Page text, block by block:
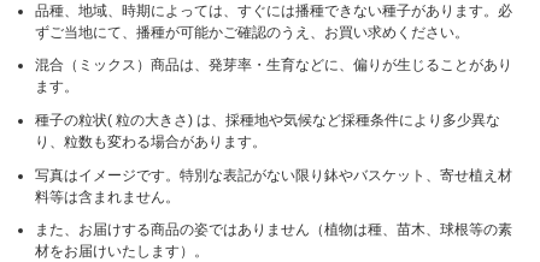
品種、地域、時期によっては、すぐには播種できない種子があります。必
ずご当地にて、播種が可能かご確認のうえ、お買い求めください。
混合（ミックス）商品は、発芽率・生育などに、偏りが生じることがあり
ます。
種子の粒状( 粒の大きさ) は、採種地や気候など採種条件により多少異な
り、粒数も変わる場合があります。
写真はイメージです。特別な表記がない限り鉢やバスケット、寄せ植え材
料等は含まれません。
また、お届けする商品の姿ではありません（植物は種、苗木、球根等の素
材をお届けいたします）。